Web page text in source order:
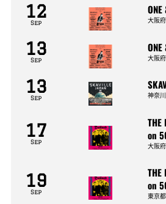
12
Sep 大阪府
13
Sep 大阪府
13
Sep 神奈
17
Sep
THE
on
大阪府
19
Sep
THE
on
東京都